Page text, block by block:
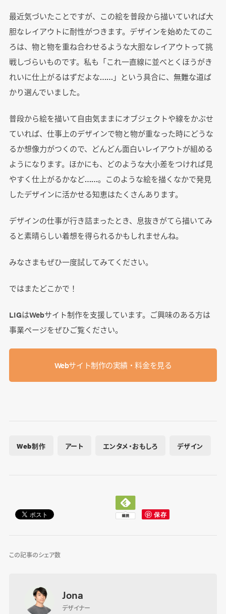
最近気づいたことですが、この絵を普段から描いていれば大
胆なレイアウトに耐性がつきます。デザインを始めたてのこ
ろは、物と物を重ね合わせるような大胆なレイアウトって挑
戦しづらいものです。私も「これ一直線に並べとくほうがき
れいに仕上がるはずだよな……」という具合に、無難な道ば
かり選んでいました。
普段から絵を描いて自由気ままにオブジェクトや線をかぶせ
ていれば、仕事上のデザインで物と物が重なった時にどうな
るか想像力がつくので、どんどん面白いレイアウトが組める
ようになります。ほかにも、どのような大小差をつければ見
やすく仕上がるかなど……。このような絵を描くなかで発見
したデザインに活かせる知恵はたくさんあります。
デザインの仕事が行き詰まったとき、息抜きがてら描いてみ
ると素晴らしい着想を得られるかもしれませんね。
みなさまもぜひ一度試してみてください。
ではまたどこかで！
LIGはWebサイト制作を支援しています。ご興味のある方は
事業ぺージをぜひご覧ください。
Webサイト制作の実績・料金を見る
Web制作 アート エンタメ・おもしろ デザイン
この記事のシェア数
Jona
デザイナー